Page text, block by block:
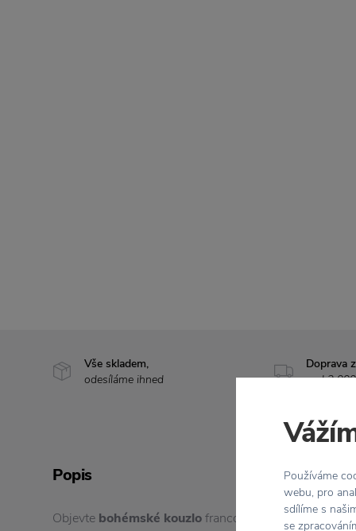
Vše skladem,
odesíláme ihned
Doprava
nad 2
Popis
Objevte bohémské kouzlofrancouzské značky
Používáme
webu, pro
sdílíme s
se